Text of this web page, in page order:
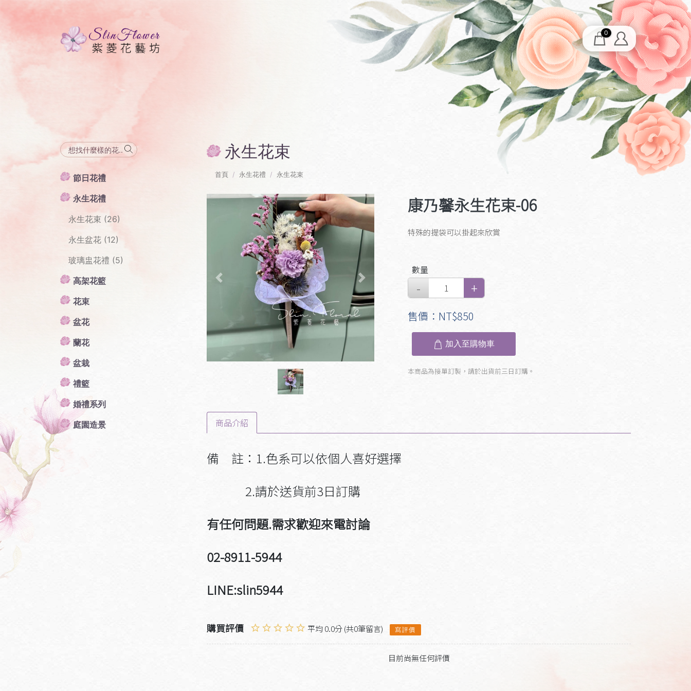
0
節日花禮
永生花禮
永生花束 (26)
永生盆花 (12)
玻璃盅花禮 (5)
高架花籃
花束
盆花
蘭花
盆栽
禮籃
婚禮系列
庭園造景
永生花束
首頁 永生花禮 永生花束
Previous Next
康乃馨永生花束-06
特殊的提袋可以掛起來欣賞
數量
售價：NT$850
加入至購物車
本商品為接單訂製，請於出貨前三日訂購。
商品介紹
備 註：1.色系可以依個人喜好選擇
2.請於送貨前3日訂購
有任何問題.需求歡迎來電討論
02-8911-5944
LINE:slin5944
購買評價 平均 0.0分 (共0筆留言) 寫評價
目前尚無任何評價